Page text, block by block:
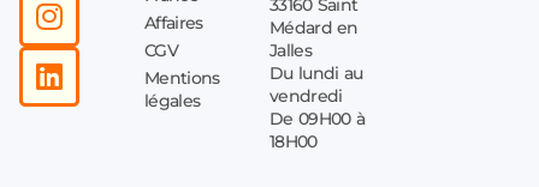
Affaires
CGV
Mentions
légales
33160 Saint
Médard en
Jalles
Du lundi au
vendredi
De 09H00 à
18H00